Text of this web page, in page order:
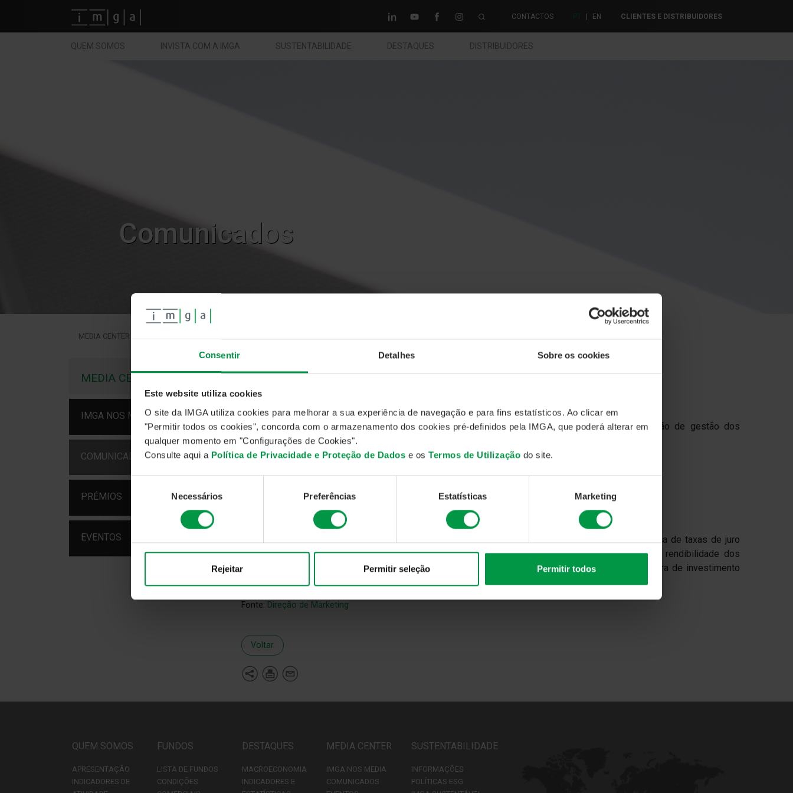
Consentir Detalhes Sobre os cookies
Este website utiliza cookies
O site da IMGA utiliza cookies para melhorar a sua experiência de navegação e para fins estatísticos. Ao clicar em
"Permitir todos os cookies", concorda com o armazenamento dos cookies pré-definidos pela IMGA, que poderá alterar em
qualquer momento em "Configurações de Cookies".
Consulte aqui a Política de Privacidade e Proteção de Dados e os Termos de Utilização do site.
Seleção
consentimento
Necessários Preferências Estatísticas Marketing
Rejeitar Permitir seleção Permitir todos
Fundos imga CONTACTOS PT | EN CLIENTES E DISTRIBUIDORES
QUEM SOMOS INVISTA COM A IMGA SUSTENTABILIDADE DESTAQUES DISTRIBUIDORES
Comunicados
MEDIA CENTER
MEDIA CENTER
IMGA NOS MEDIA
COMUNICADOS
PRÉMIOS
EVENTOS
A IM Gestão de Ativos (IMGA) informa que decidiu prorrogar a redução temporária da comissão de gestão dos
seguintes fundos até30 de junho de 2019:
IMGA Rendimento Semestral
0,50%
IMGA Euro Taxa Variávelde 0,65% para
A IMGA pretende com esta medida manter o ajustamento das comissões de gestão à atual política de taxas de juro
negativas implementada pelo Banco Central Europeu a qual tem afetado, nos últimos meses, a rendibilidade dos
instrumentos financeiros e valores mobiliários disponíveis, que normalmente fazem parte da carteira de investimento
Fonte: Direção de Marketing
Voltar
QUEM SOMOS
APRESENTAÇÃO
INDICADORES DE
FUNDOS
LISTA DE FUNDOS
CONDIÇÕES
DESTAQUES
MACROECONOMIA
INDICADORES E
MEDIA CENTER
IMGA NOS MEDIA
COMUNICADOS
SUSTENTABILIDADE
INFORMAÇÕES
POLÍTICAS ESG